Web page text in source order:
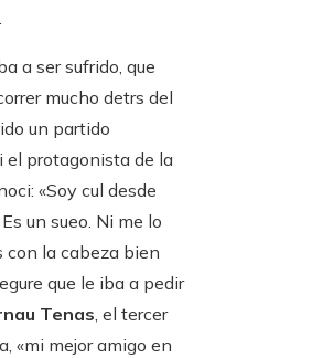
a ser sufrido, que
mucho detrs del
un partido
el protagonista de la
«Soy cul desde
un sueo. Ni me lo
con la cabeza bien
que le iba a pedir
Tenas, el tercer
«mi mejor amigo en